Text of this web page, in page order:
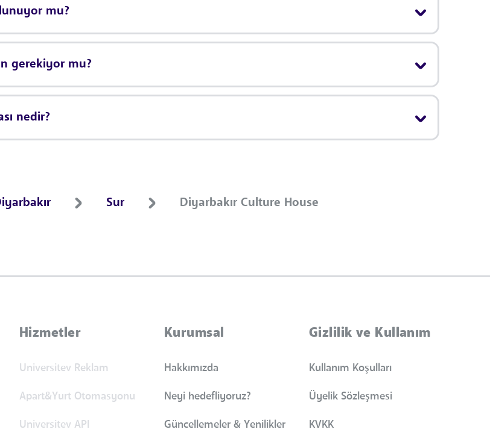
mu?
gerekiyor mu?
nedir?
Sur Diyarbakır Culture House
Hizmetler
Universitev Reklam
Apart&Yurt Otomasyonu
Universitev API
Kurumsal
Hakkımızda
Neyi hedefliyoruz?
Güncellemeler & Yenilikler
Gizlilik ve Kullanım
Kullanım Koşulları
Üyelik Sözleşmesi
KVKK